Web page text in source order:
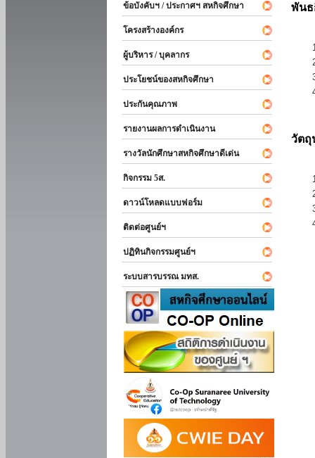
ข้อบังคับฯ / ประกาศฯ สหกิจศึกษา
โครงสร้างองค์กร
ผู้บริหาร / บุคลากร
ประโยชน์ของสหกิจศึกษา
ประกันคุณภาพ
รายงานผลการดำเนินงาน
รางวัลนักศึกษาสหกิจศึกษาดีเด่น
กิจกรรม 5ส.
ดาวน์โหลดแบบฟอร์ม
ติดต่อศูนย์ฯ
ปฏิทินกิจกรรมศูนย์ฯ
ระบบสารบรรณ มทส.
พัน
วัตถุ